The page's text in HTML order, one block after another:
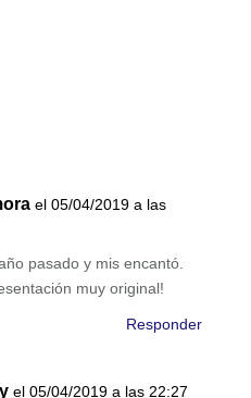
el 05/04/2019 a las
pasado y mis encantó.
muy original!
Responder
el 05/04/2019 a las 22:27